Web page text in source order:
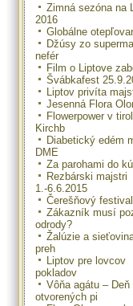
Zimná sezóna na
2016
Globálne
Džúsy zo
nefér
Film o Liptove
Švábkafest
Liptov privíta
Jesenná Flora
Flowerpower v
Kirchb
Diabetický edém
DME
Za parohami do
Rezbárski majstri
1.-6.6.2015
Čerešňový festival
Zákazník musí
odrody?
Žalúzie a
preh
Liptov pre lovcov
pokladov
Vôňa agátu – Deň
otvorených pi